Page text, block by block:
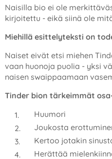
Naisilla bio ei ole
kirjoitettu - eikä siinä ole
Miehillä esittelyteksti on
Naiset eivät etsi miehen
vaan huonoja puolia - yksi
naisen swaippaamaan
Tinder bion tärkeimmät
Huumori
Joukosta
Kertoo jotakin
Herättää